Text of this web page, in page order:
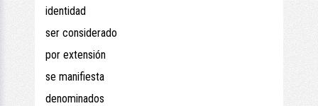
identidad
ser considerado
por extensión
se manifiesta
denominados